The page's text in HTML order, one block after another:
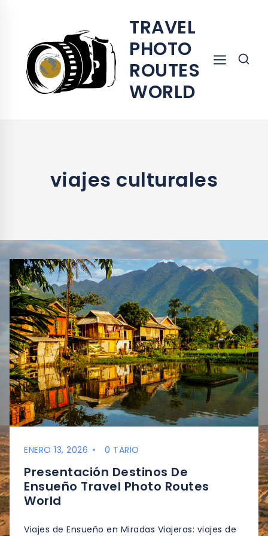
TRAVEL
PHOTO
ROUTES
WORLD
viajes culturales
ENERO 13, 2026 0 TARIO
Presentación Destinos De
Ensueño Travel Photo Routes
World
Viajes de Ensueño en Miradas Viajeras: viajes de